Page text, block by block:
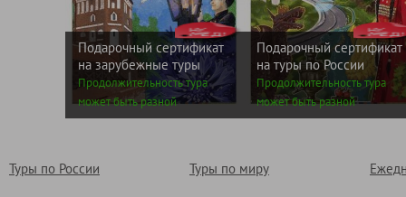
Подарочный сертификат
на зарубежные туры
Продолжительность тура
может быть разной
НУ
МЁД!
от
5000
рублей
Подарочный сертификат
на туры по России
Продолжительность тура
может быть разной
НУ
МЁД!
от
5000
рублей
Туры по России Туры по миру